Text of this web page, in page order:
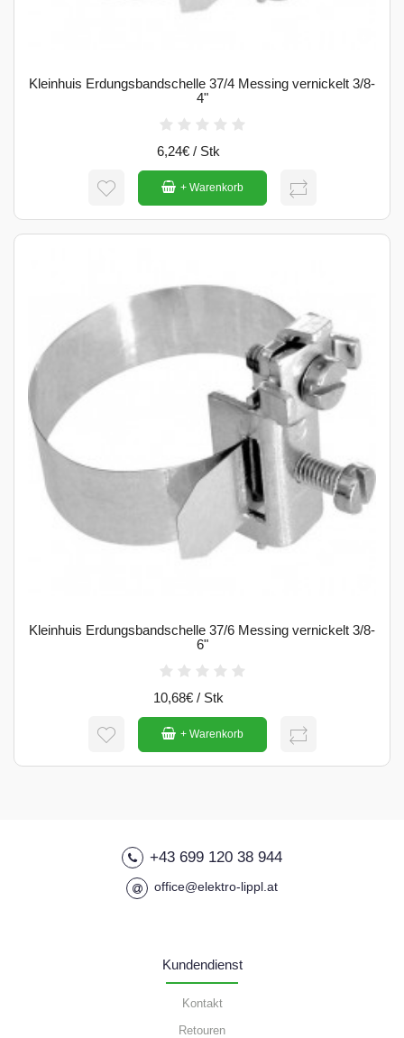
Kleinhuis Erdungsbandschelle 37/4 Messing vernickelt 3/8-
4"
6,24€ / Stk
+ Warenkorb
Kleinhuis Erdungsbandschelle 37/6 Messing vernickelt 3/8-
6"
10,68€ / Stk
+ Warenkorb
+43 699 120 38 944
office@elektro-lippl.at
Kundendienst
Kontakt
Retouren